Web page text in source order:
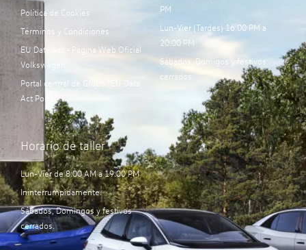
Política de Cookies
Términos y Condiciones
EU Data Act - Página Web Oficial
Volkswagen
Portal central de Grupo “EU Data
Act Portal”:
PM
Lun-Vier (Tardes) 16:00 PM a
20:00 PM
Sábados, Domigos y festivos
cerrados.
Horario de taller
Lun-Vier de 8:00 AM a 19:00 PM
Ininterrumpidamente.
Sábados, Domingos y festivos
cerrados.